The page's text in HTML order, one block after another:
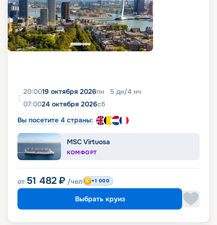
20:0019 октября 2026пн 5 дн/4 нч
07:0024 октября 2026сб
Вы посетите 4 страны:
MSC Virtuosa
КОМФОРТ
от 51 482 ₽ /чел +1 000
Выбрать круиз